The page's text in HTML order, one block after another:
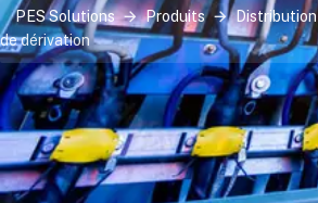
PES Solutions Produits Distribution
de dérivation